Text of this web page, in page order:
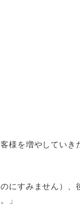
様を増やしていき
にすみません）、
」